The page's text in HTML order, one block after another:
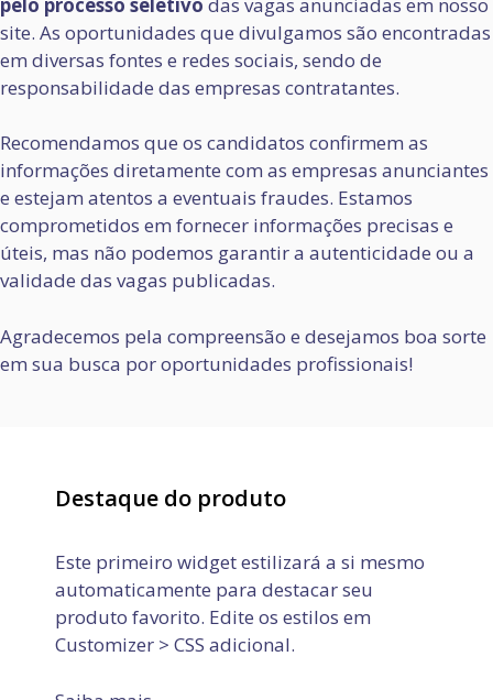
site. As oportunidades que divulgamos são encontradas
em diversas fontes e redes sociais, sendo de
responsabilidade das empresas contratantes.
Recomendamos que os candidatos confirmem as
informações diretamente com as empresas anunciantes
e estejam atentos a eventuais fraudes. Estamos
comprometidos em fornecer informações precisas e
úteis, mas não podemos garantir a autenticidade ou a
validade das vagas publicadas.
Agradecemos pela compreensão e desejamos boa sorte
em sua busca por oportunidades profissionais!
Destaque do produto
Este primeiro widget estilizará a si mesmo
automaticamente para destacar seu
produto favorito. Edite os estilos em
Customizer > CSS adicional.